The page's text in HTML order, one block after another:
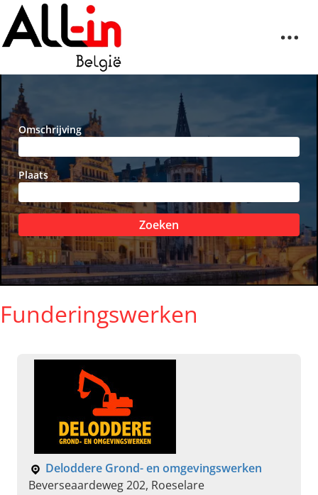
Omschrijving
Plaats
Zoeken
Funderingswerken
Deloddere Grond- en omgevingswerken
Beverseaardeweg 202, Roeselare